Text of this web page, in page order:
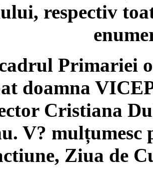
respectiv
Primariei
doamna
Cristiana
V? mulțumesc
Ziua de